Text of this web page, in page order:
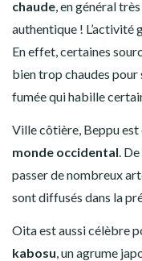
chaude , en général
authentique ! L’activité
En effet, certaines
bien trop chaudes pour
fumée qui habille
Ville côtière, Beppu est
monde occidental .
passer de nombreux
sont diffusés dans la
Oita est aussi célèbre
kabosu , un agrume